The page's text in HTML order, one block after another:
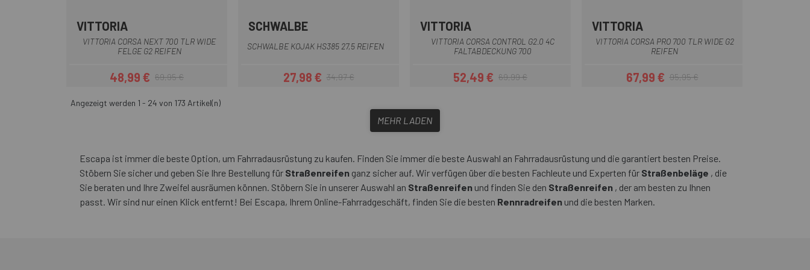
VITTORIA
VITTORIA CORSA NEXT 700 TLR WIDE
FELGE G2 REIFEN
Preis
48,99 €Regulärer Preis
69,95 €
SCHWALBE
SCHWALBE KOJAK HS385 27,5 REIFEN
Preis
27,98 €Regulärer Preis
34,97 €
VITTORIA
VITTORIA CORSA CONTROL G2.0 4C
FALTABDECKUNG 700
Preis
52,49 €Regulärer Preis
69,99 €
VITTORIA
VITTORIA CORSA PRO 700 TLR WIDE G2
REIFEN
Preis
67,99 €Regulärer Preis
95,95 €
Angezeigt werden 1 - 24 von 173 Artikel(n)
MEHR LADEN
Escapa ist immer die beste Option, um Fahrradausrüstung zu kaufen. Finden Sie immer die beste Auswahl an Fahrradausrüstung und die garantiert besten Preise.
Stöbern Sie sicher und geben Sie Ihre Bestellung für Straßenreifen ganz sicher auf. Wir verfügen über die besten Fachleute und Experten für Straßenbeläge , die
Sie beraten und Ihre Zweifel ausräumen können. Stöbern Sie in unserer Auswahl an Straßenreifen und finden Sie den Straßenreifen , der am besten zu Ihnen
passt. Wir sind nur einen Klick entfernt! Bei Escapa, Ihrem Online-Fahrradgeschäft, finden Sie die besten Rennradreifen und die besten Marken.